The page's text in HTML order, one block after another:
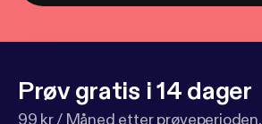
Prøv gratis i 14 dager